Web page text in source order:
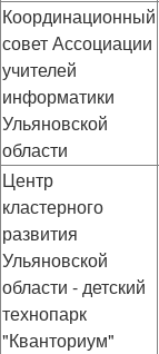
Координационный
совет Ассоциации
учителей
информатики
Ульяновской
области
Центр
кластерного
развития
Ульяновской
области - детский
технопарк
"Кванториум"